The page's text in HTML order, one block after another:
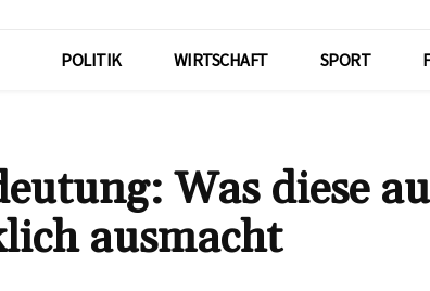
POLITIK WIRTSCHAFT SPORT
Was diese
ausmacht